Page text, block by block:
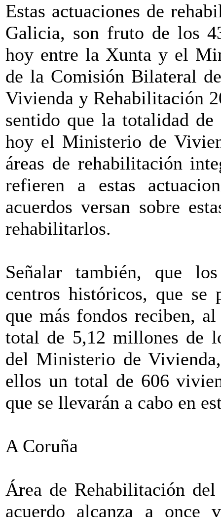
Estas actuaciones de
Galicia, son fruto de los
hoy entre la Xunta y el
de la Comisión Bilateral
Vivienda y Rehabilitación
sentido que la totalidad
hoy el Ministerio de
áreas de rehabilitación
refieren a estas
acuerdos versan sobre
rehabilitarlos.
Señalar también, que
centros históricos, que se
que más fondos reciben,
total de 5,12 millones de
del Ministerio de
ellos un total de 606
que se llevarán a cabo en
A Coruña
Área de Rehabilitación
acuerdo alcanza a once